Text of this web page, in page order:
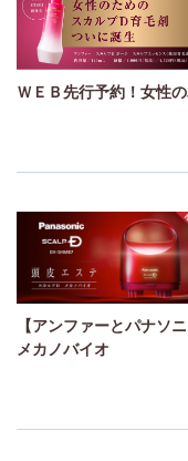
ＷＥＢ先行予約！女性
【アンファーとパナソ
メカノバイオ